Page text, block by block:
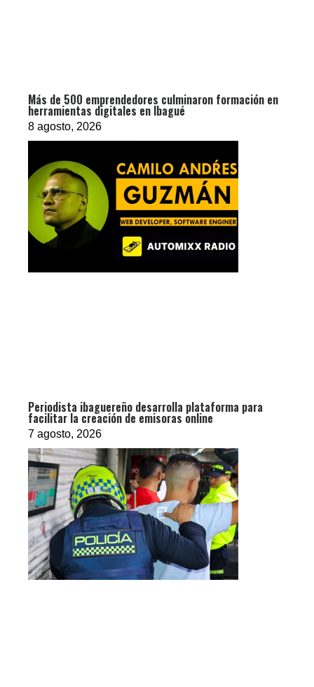
Más de 500 emprendedores culminaron formación en
herramientas digitales en Ibagué
8 agosto, 2026
Periodista ibaguereño desarrolla plataforma para
facilitar la creación de emisoras online
7 agosto, 2026